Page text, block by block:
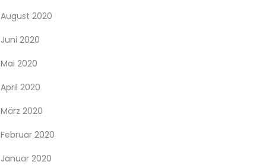
August 2020
Juni 2020
Mai 2020
April 2020
März 2020
Februar 2020
Januar 2020